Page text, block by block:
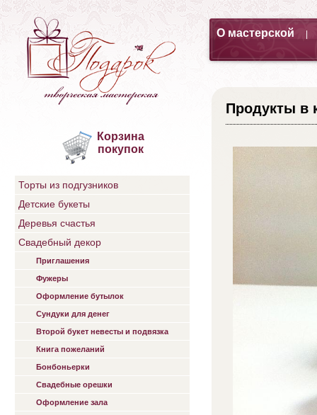
Корзина
покупок
Торты из подгузников
Детские букеты
Деревья счастья
Свадебный декор
Приглашения
Фужеры
Оформление бутылок
Сундуки для денег
Второй букет невесты и подвязка
Книга пожеланий
Бонбоньерки
Свадебные орешки
Оформление зала
О мастерской
Продукты в